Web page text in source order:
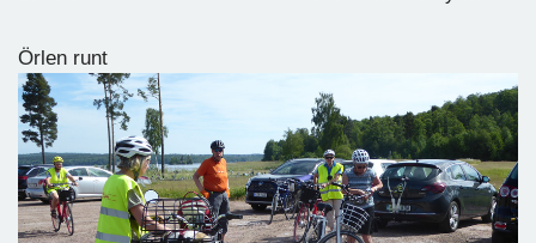
Örlen runt